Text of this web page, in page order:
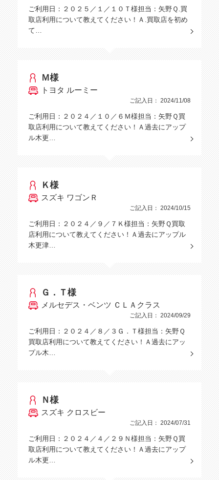
ご利用日：２０２５／１／１０Ｔ様担当：矢野Ｑ.買
取店利用について教えてください！Ａ.買取店を初め
て…
Ｍ様
トヨタ ルーミー
ご記入日： 2024/11/08
ご利用日：２０２４／１０／６Ｍ様担当：矢野Ｑ買
取店利用について教えてください！Ａ過去にアップ
ル木更…
Ｋ様
スズキ ワゴンＲ
ご記入日： 2024/10/15
ご利用日：２０２４／９／７Ｋ様担当：矢野Ｑ買取
店利用について教えてください！Ａ過去にアップル
木更津…
Ｇ．Ｔ様
メルセデス・ベンツ ＣＬＡクラス
ご記入日： 2024/09/29
ご利用日：２０２４／８／３Ｇ．Ｔ様担当：矢野Ｑ
買取店利用について教えてください！Ａ過去にアッ
プル木…
Ｎ様
スズキ クロスビー
ご記入日： 2024/07/31
ご利用日：２０２４／４／２９Ｎ様担当：矢野Ｑ買
取店利用について教えてください！Ａ過去にアップ
ル木更…